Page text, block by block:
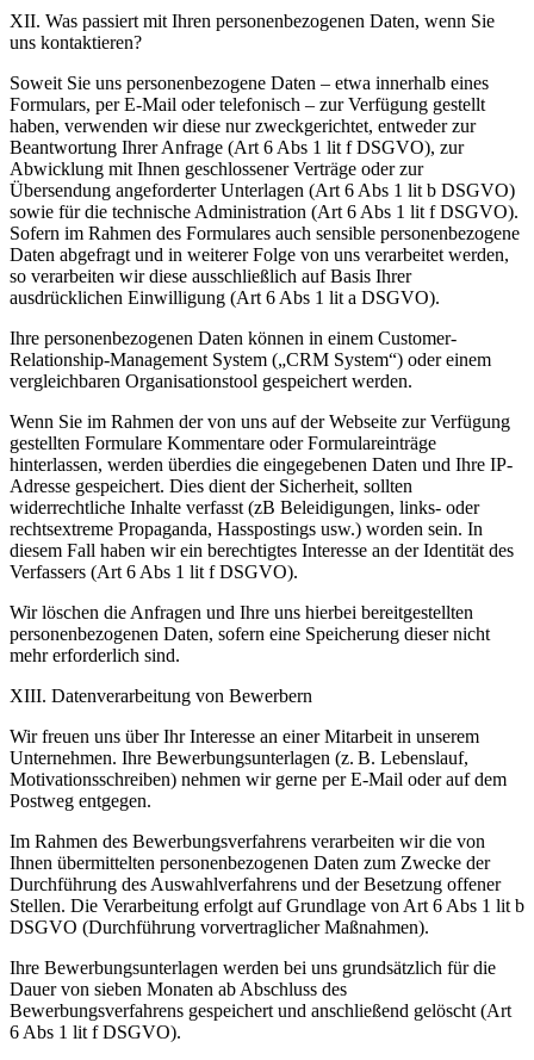
XII. Was passiert mit Ihren personenbezogenen Daten, wenn Sie
uns kontaktieren?
Soweit Sie uns personenbezogene Daten – etwa innerhalb eines
Formulars, per E-Mail oder telefonisch – zur Verfügung gestellt
haben, verwenden wir diese nur zweckgerichtet, entweder zur
Beantwortung Ihrer Anfrage (Art 6 Abs 1 lit f DSGVO), zur
Abwicklung mit Ihnen geschlossener Verträge oder zur
Übersendung angeforderter Unterlagen (Art 6 Abs 1 lit b DSGVO)
sowie für die technische Administration (Art 6 Abs 1 lit f DSGVO).
Sofern im Rahmen des Formulares auch sensible personenbezogene
Daten abgefragt und in weiterer Folge von uns verarbeitet werden,
so verarbeiten wir diese ausschließlich auf Basis Ihrer
ausdrücklichen Einwilligung (Art 6 Abs 1 lit a DSGVO).
Ihre personenbezogenen Daten können in einem Customer-
Relationship-Management System („CRM System“) oder einem
vergleichbaren Organisationstool gespeichert werden.
Wenn Sie im Rahmen der von uns auf der Webseite zur Verfügung
gestellten Formulare Kommentare oder Formulareinträge
hinterlassen, werden überdies die eingegebenen Daten und Ihre IP-
Adresse gespeichert. Dies dient der Sicherheit, sollten
widerrechtliche Inhalte verfasst (zB Beleidigungen, links- oder
rechtsextreme Propaganda, Hasspostings usw.) worden sein. In
diesem Fall haben wir ein berechtigtes Interesse an der Identität des
Verfassers (Art 6 Abs 1 lit f DSGVO).
Wir löschen die Anfragen und Ihre uns hierbei bereitgestellten
personenbezogenen Daten, sofern eine Speicherung dieser nicht
mehr erforderlich sind.
XIII. Datenverarbeitung von Bewerbern
Wir freuen uns über Ihr Interesse an einer Mitarbeit in unserem
Unternehmen. Ihre Bewerbungsunterlagen (z. B. Lebenslauf,
Motivationsschreiben) nehmen wir gerne per E-Mail oder auf dem
Postweg entgegen.
Im Rahmen des Bewerbungsverfahrens verarbeiten wir die von
Ihnen übermittelten personenbezogenen Daten zum Zwecke der
Durchführung des Auswahlverfahrens und der Besetzung offener
Stellen. Die Verarbeitung erfolgt auf Grundlage von Art 6 Abs 1 lit b
DSGVO (Durchführung vorvertraglicher Maßnahmen).
Ihre Bewerbungsunterlagen werden bei uns grundsätzlich für die
Dauer von sieben Monaten ab Abschluss des
Bewerbungsverfahrens gespeichert und anschließend gelöscht (Art
6 Abs 1 lit f DSGVO).